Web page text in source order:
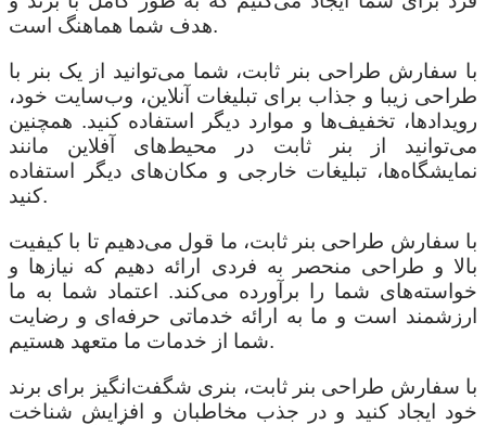
هدف شما هماهنگ است.
با سفارش طراحی بنر ثابت، شما می‌توانید از یک بنر با
طراحی زیبا و جذاب برای تبلیغات آنلاین، وب‌سایت خود،
رویدادها، تخفیف‌ها و موارد دیگر استفاده کنید. همچنین
می‌توانید از بنر ثابت در محیط‌های آفلاین مانند
نمایشگاه‌ها، تبلیغات خارجی و مکان‌های دیگر استفاده
کنید.
با سفارش طراحی بنر ثابت، ما قول می‌دهیم تا با کیفیت
بالا و طراحی منحصر به فردی ارائه دهیم که نیازها و
خواسته‌های شما را برآورده می‌کند. اعتماد شما به ما
ارزشمند است و ما به ارائه خدماتی حرفه‌ای و رضایت
شما از خدمات ما متعهد هستیم.
با سفارش طراحی بنر ثابت، بنری شگفت‌انگیز برای برند
خود ایجاد کنید و در جذب مخاطبان و افزایش شناخت